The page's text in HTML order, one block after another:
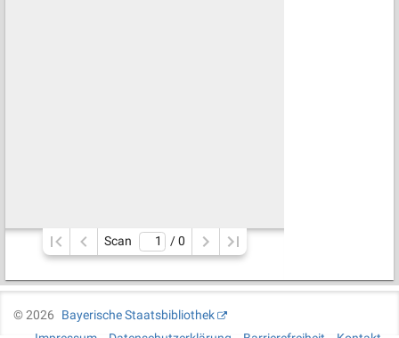
Scan / 0
©2026
Bayerische Staatsbibliothek